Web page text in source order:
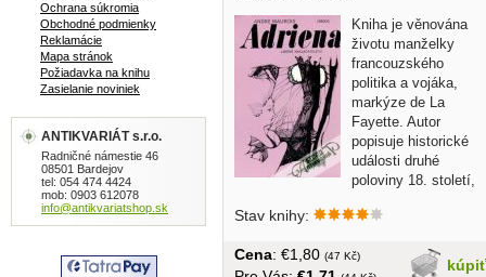
Kniha je věnována
životu manželky
francouzského
politika a vojáka,
markýze de La
Fayette. Autor
popisuje historické
události druhé
poloviny 18. století,
Stav knihy:
kúpiť
Cena: €1,80 (47 Kč)
Ochrana súkromia
Obchodné podmienky
Reklamácie
Mapa stránok
Požiadavka na knihu
Zasielanie noviniek
ANTIKVARIÁT s.r.o.
Radničné námestie 46
08501 Bardejov
tel: 054 474 4424
mob: 0903 612078
info@antikvariatshop.sk